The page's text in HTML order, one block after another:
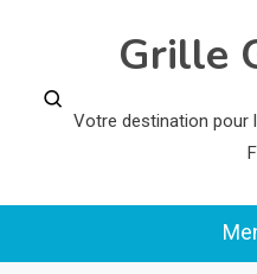
Grille
Votre destination pour